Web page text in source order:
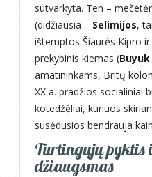
sutvarkyta. Ten –
(didžiausia – Selimijos,
ištemptos Šiaurės Kipro
prekybinis kiemas (
amatininkams, Britų
XX a. pradžios socialiniai
kotedžėliai, kuriuos
susėdusios bendrauja
Turtingųjų pyktis
džiaugsmas